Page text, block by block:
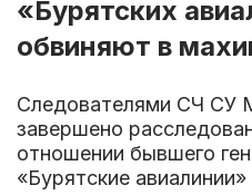
«Бурятских
обвиняют в
Следователями СЧ СУ
завершено
отношении бывшего
«Бурятские